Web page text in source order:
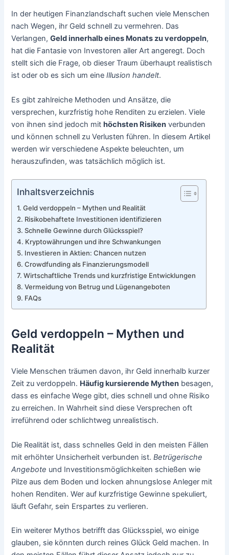
In der heutigen Finanzlandschaft suchen viele Menschen
nach Wegen, ihr Geld schnell zu vermehren. Das
Verlangen,Geld innerhalb eines Monats zu verdoppeln,
hat die Fantasie von Investoren aller Art angeregt. Doch
stellt sich die Frage, ob dieser Traum überhaupt realistisch
ist oder ob es sich um eineIllusion handelt.
Es gibt zahlreiche Methoden und Ansätze, die
versprechen, kurzfristig hohe Renditen zu erzielen. Viele
von ihnen sind jedoch mithöchsten Risiken verbunden
und können schnell zu Verlusten führen. In diesem Artikel
werden wir verschiedene Aspekte beleuchten, um
herauszufinden, was tatsächlich möglich ist.
Inhaltsverzeichnis
Geld verdoppeln – Mythen und Realität
Risikobehaftete Investitionen identifizieren
Schnelle Gewinne durch Glücksspiel?
Kryptowährungen und ihre Schwankungen
Investieren in Aktien: Chancen nutzen
Crowdfunding als Finanzierungsmodell
Wirtschaftliche Trends und kurzfristige Entwicklungen
Vermeidung von Betrug und Lügenangeboten
FAQs
Geld verdoppeln – Mythen und
Realität
Viele Menschen träumen davon, ihr Geld innerhalb kurzer
Zeit zu verdoppeln. Häufig kursierende Mythen besagen,
dass es einfache Wege gibt, dies schnell und ohne Risiko
zu erreichen. In Wahrheit sind diese Versprechen oft
irreführend oder schlichtweg unrealistisch.
Die Realität ist, dass schnelles Geld in den meisten Fällen
mit erhöhter Unsicherheit verbunden ist.Betrügerische
Angebote und Investitionsmöglichkeiten schießen wie
Pilze aus dem Boden und locken ahnungslose Anleger mit
hohen Renditen. Wer auf kurzfristige Gewinne spekuliert,
läuft Gefahr, sein Erspartes zu verlieren.
Ein weiterer Mythos betrifft das Glücksspiel, wo einige
glauben, sie könnten durch reines Glück Geld machen. In